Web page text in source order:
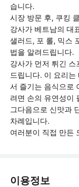
습니다.
시장 방문 후, 쿠킹
강사가 베트남의 대
샐러드, 포 롤, 믹스
법을 알려드립니다.
강사가 먼저 튀긴
드립니다. 이 요리는
서 즐기는 음식으로
려면 손의 유연성이
그다음으로 신맛과
차례입니다.
여러분이 직접 만든
이용정보